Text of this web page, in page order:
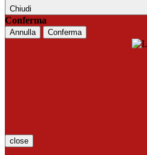
Chiudi
Conferma
Annulla Conferma
close